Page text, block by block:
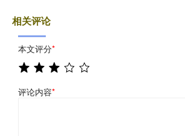
相关评论
本文评分*
评论内容*